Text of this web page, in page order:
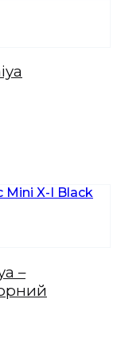
–